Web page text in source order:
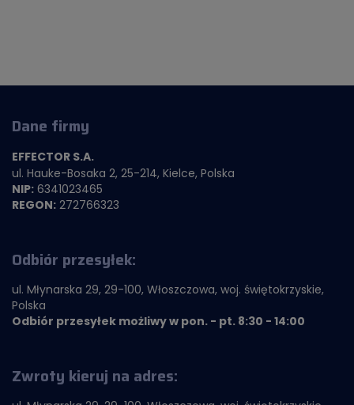
Dane firmy
EFFECTOR S.A.
ul. Hauke-Bosaka 2, 25-214, Kielce, Polska
NIP: 6341023465
REGON: 272766323
Odbiór przesyłek:
ul. Młynarska 29, 29-100, Włoszczowa, woj. świętokrzyskie,
Polska
Odbiór przesyłek możliwy w pon. - pt. 8:30 - 14:00
Zwroty kieruj na adres: